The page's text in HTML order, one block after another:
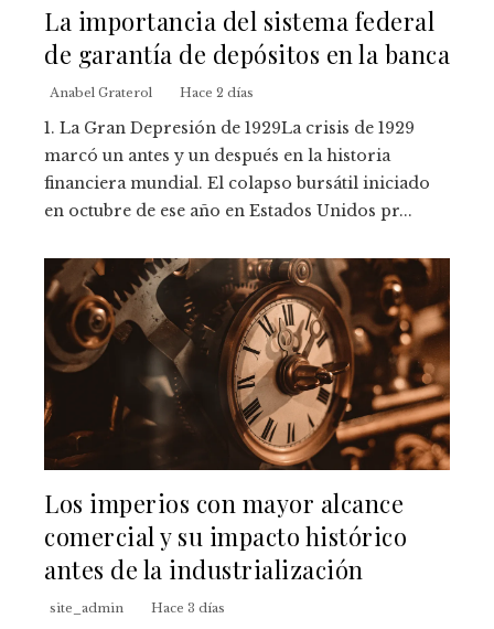
La importancia del sistema federal
de garantía de depósitos en la banca
Anabel Graterol Hace 2 días
1. La Gran Depresión de 1929La crisis de 1929
marcó un antes y un después en la historia
financiera mundial. El colapso bursátil iniciado
en octubre de ese año en Estados Unidos pr...
Los imperios con mayor alcance
comercial y su impacto histórico
antes de la industrialización
site_admin Hace 3 días